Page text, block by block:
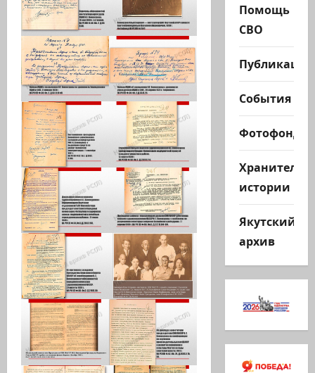
Помощь
СВО
Публикации
События
Фотофонд
Хранители
истории
Якутский
архив